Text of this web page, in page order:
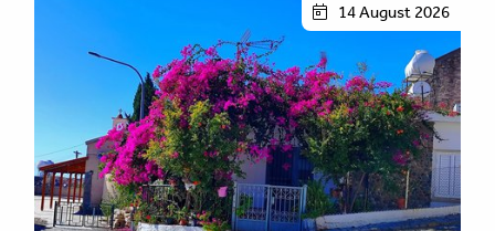
14 August 2026